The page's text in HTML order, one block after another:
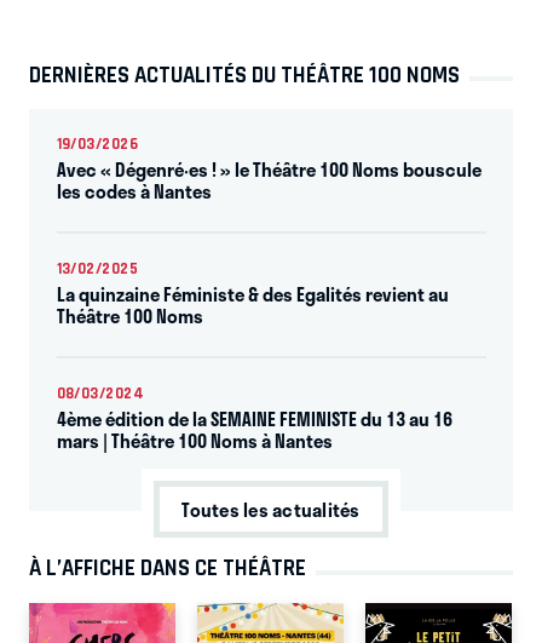
DERNIÈRES ACTUALITÉS DU THÉÂTRE 100 NOMS
19/03/2026
Avec « Dégenré·es ! » le Théâtre 100 Noms bouscule
les codes à Nantes
13/02/2025
La quinzaine Féministe & des Egalités revient au
Théâtre 100 Noms
08/03/2024
4ème édition de la SEMAINE FEMINISTE du 13 au 16
mars | Théâtre 100 Noms à Nantes
Toutes les actualités
À L’AFFICHE DANS CE THÉÂTRE